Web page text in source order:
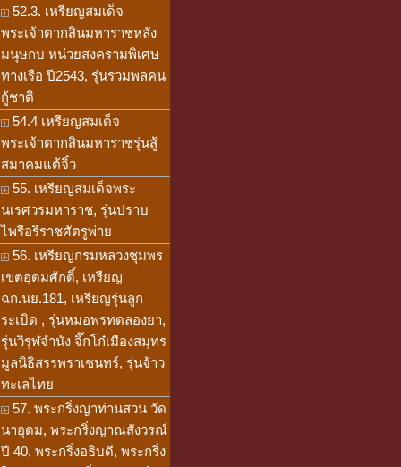
52.3. เหรียญสมเด็จ
พระเจ้าตากสินมหาราชหลัง
มนุษกบ หน่วยสงครามพิเศษ
ทางเรือ ปี2543, รุ่นรวมพลคน
กู้ชาติ
54.4 เหรียญสมเด็จ
พระเจ้าตากสินมหาราชรุ่นสู้
สมาคมแต้จิ๋ว
55. เหรียญสมเด็จพระ
นเรศวรมหาราช, รุ่นปราบ
ไพรีอริราชศัตรูพ่าย
56. เหรียญกรมหลวงชุมพร
เขตอุดมศักดิ์, เหรียญ
ฉก.นย.181, เหรียญรุ่นลูก
ระเบิด , รุ่นหมอพรทดลองยา,
รุ่นวิรุฬจำนัง จิ๊กโก๋เมืองสมุทร
มูลนิธิสรรพราเชนทร์, รุ่นจ้าว
ทะเลไทย
57. พระกริ่งญาท่านสวน วัด
นาอุดม, พระกริ่งญาณสังวรณ์
ปี 40, พระกริ่งอธิบดี, พระกริ่ง